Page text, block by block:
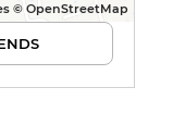
© OpenStreetMap